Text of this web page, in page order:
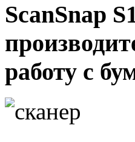
ScanSnap
работу с